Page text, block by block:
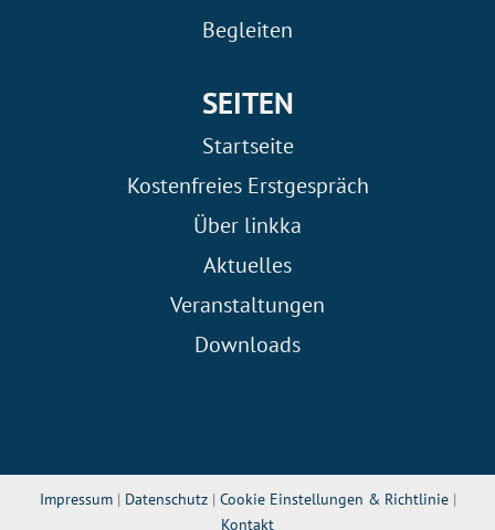
Begleiten
SEITEN
Startseite
Kostenfreies Erstgespräch
Über linkka
Aktuelles
Veranstaltungen
Downloads
Impressum| Datenschutz| Cookie Einstellungen & Richtlinie |
Kontakt